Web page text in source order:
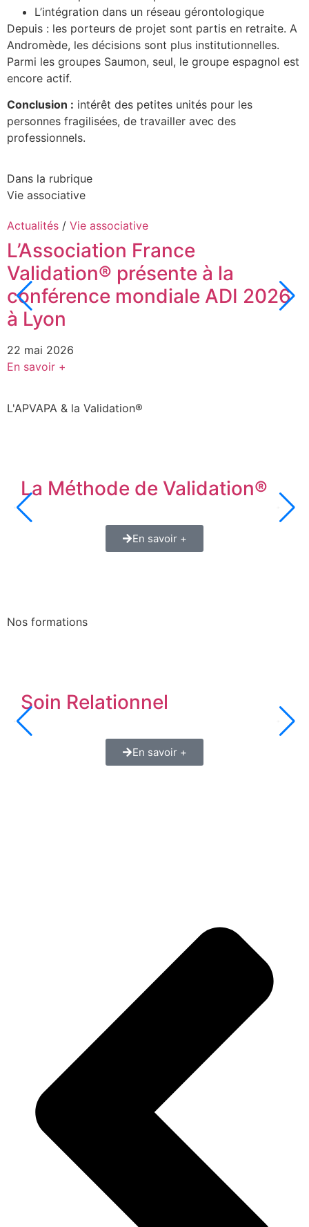
L’intégration dans un réseau gérontologique
Depuis : les porteurs de projet sont partis en retraite. A
Andromède, les décisions sont plus institutionnelles.
Parmi les groupes Saumon, seul, le groupe espagnol est
encore actif.
Conclusion : intérêt des petites unités pour les
personnes fragilisées, de travailler avec des
professionnels.
Dans la rubrique
Vie associative
Actualités / Vie associative
L’Association France
Validation® présente à la
conférence mondiale ADI 2026
à Lyon
22 mai 2026
En savoir +
L'APVAPA & la Validation®
La Méthode de Validation®
En savoir +
Nos formations
Soin Relationnel
En savoir +